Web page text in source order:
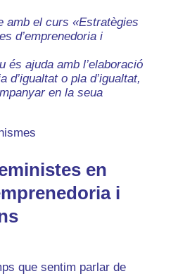
amb el curs «Estratègies
d’emprenedoria i
és ajuda amb l’elaboració
d’igualtat o pla d’igualtat,
en la seua
en
i
que sentim parlar de